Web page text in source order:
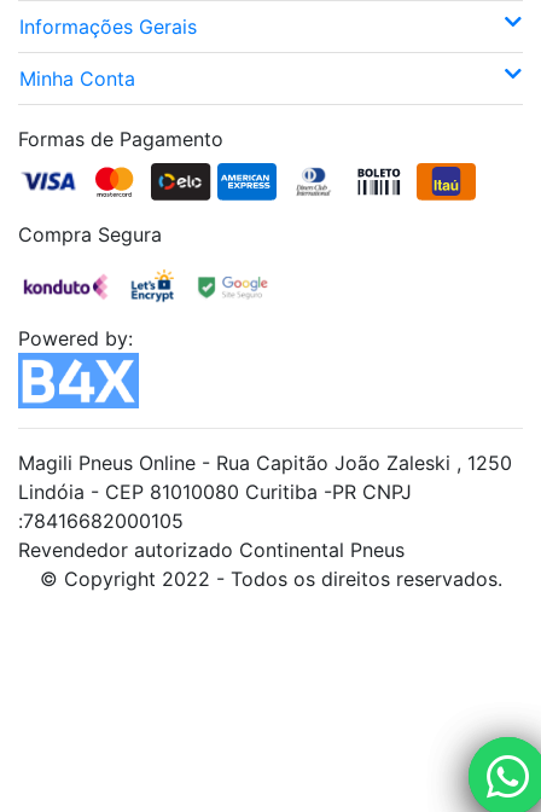
Informações Gerais
Minha Conta
Formas de Pagamento
Compra Segura
Powered by:
Magili Pneus Online - Rua Capitão João Zaleski , 1250
Lindóia - CEP 81010080 Curitiba -PR CNPJ
:78416682000105
Revendedor autorizado Continental Pneus
© Copyright 2022 - Todos os direitos reservados.